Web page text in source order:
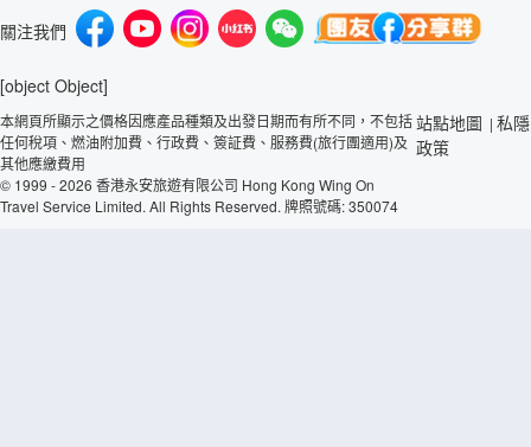
關注我們
[object Object]
本網頁所顯示之價格因應產品種類及出發日期而有所不同，不包括
任何稅項、燃油附加費、行政費、簽証費、服務費(旅行團適用)及
其他應繳費用
© 1999 - 2026 香港永安旅遊有限公司 Hong Kong Wing On
Travel Service Limited. All Rights Reserved. 牌照號碼: 350074
站點地圖 | 私隱
政策